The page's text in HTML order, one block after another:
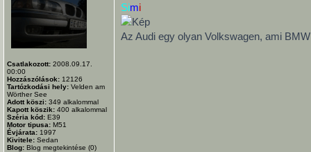
Csatlakozott: 2008.09.17.
00:00
Hozzászólások: 12126
Tartózkodási hely: Velden am
Wörther See
Adott köszi: 349 alkalommal
Kapott köszik: 400 alkalommal
Széria kód: E39
Motor tipusa: M51
Évjárata: 1997
Kivitele: Sedan
Blog: Blog megtekintése (0)
Simi
Az Audi egy olyan Volkswagen, ami